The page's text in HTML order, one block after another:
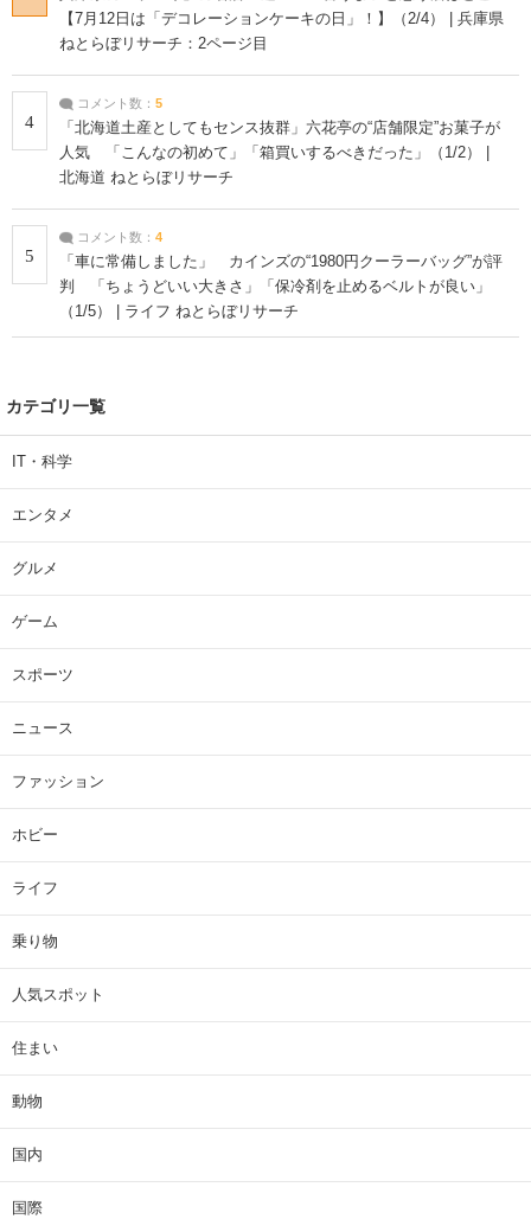
【7月12日は「デコレーションケーキの日」！】（2/4） | 兵庫県
ねとらぼリサーチ：2ページ目
4
コメント数： 5
「北海道土産としてもセンス抜群」六花亭の“店舗限定”お菓子が
人気 「こんなの初めて」「箱買いするべきだった」（1/2） |
北海道 ねとらぼリサーチ
5
コメント数： 4
「車に常備しました」 カインズの“1980円クーラーバッグ”が評
判 「ちょうどいい大きさ」「保冷剤を止めるベルトが良い」
（1/5） | ライフ ねとらぼリサーチ
カテゴリ一覧
IT・科学
エンタメ
グルメ
ゲーム
スポーツ
ニュース
ファッション
ホビー
ライフ
乗り物
人気スポット
住まい
動物
国内
国際